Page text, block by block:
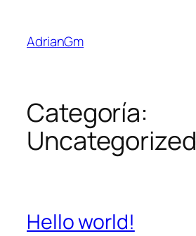
contenido
AdrianGm
Categoría:
Uncategorized
Hello world!